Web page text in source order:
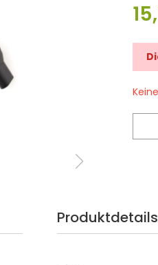
Produktdetails